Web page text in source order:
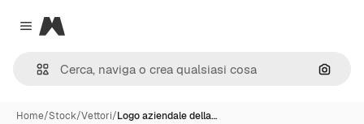
Close menu
Magnific
Cerca
Home/Stock/Vettori/Logo aziendale della…